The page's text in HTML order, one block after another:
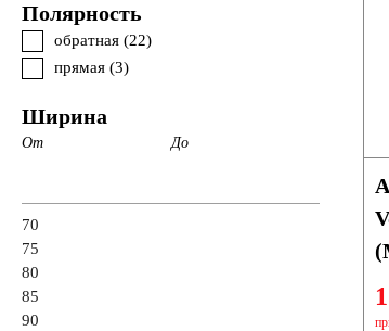
Полярность
обратная (22)
прямая (3)
Ширина
От До
70
75
80
85
90